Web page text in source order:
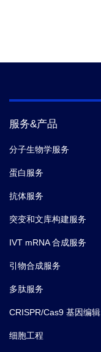
服务&产品
分子生物学服务
蛋白服务
抗体服务
突变和文库构建服务
IVT mRNA 合成服务
引物合成服务
多肽服务
CRISPR/Cas9 基因编辑
细胞工程